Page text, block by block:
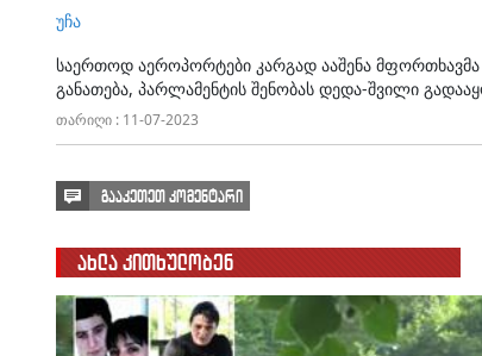
უჩა
საერთოდ აეროპორტები კარგად ააშენა მფორთხავმა
განათება, პარლამენტის შენობას დედა-შვილი
თარიღი : 11-07-2023
გააკეთეთ კომენტარი
ახლა კითხულობენ